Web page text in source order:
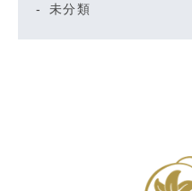
未分類